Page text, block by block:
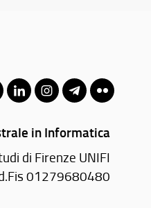
in Informatica
di Firenze UNIFI
01279680480